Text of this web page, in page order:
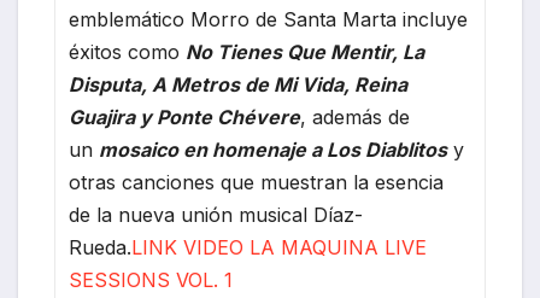
emblemático Morro de Santa Marta incluye
éxitos como No Tienes Que Mentir, La
Disputa, A Metros de Mi Vida, Reina
Guajira y Ponte Chévere, además de
un mosaico en homenaje a Los Diablitosy
otras canciones que muestran la esencia
de la nueva unión musical Díaz-
Rueda.LINK VIDEO LA MAQUINA LIVE
SESSIONS VOL. 1